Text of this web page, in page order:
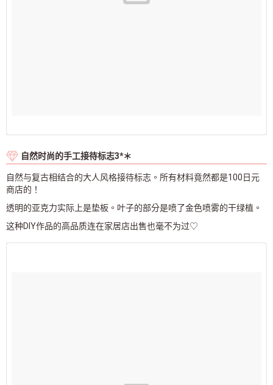
自然时尚的手工接待标志3*＊
自然与复古相结合的大人风格接待标志。所有材料竟然都是100日元
商店的！
透明的亚克力实际上是垫板。叶子的部分是喷了金色喷雾的干绿植。
这种DIY作品的高品质连在家居店出售也毫不为过♡